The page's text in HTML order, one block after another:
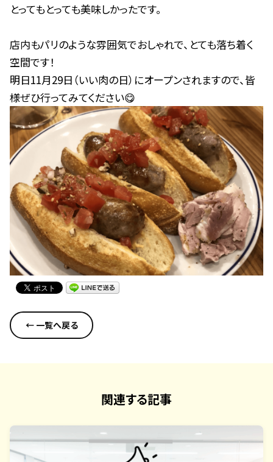
とってもとっても美味しかったです。
店内もパリのような雰囲気でおしゃれで、とても落ち着く
空間です！
明日11月29日（いい肉の日）にオープンされますので、皆
様ぜひ行ってみてください😋
← 一覧へ戻る
関連する記事